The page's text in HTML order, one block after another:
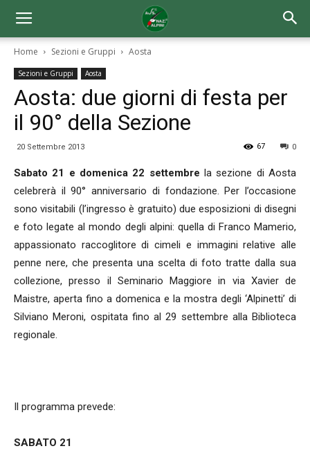
Home Sezioni e Gruppi Aosta
Sezioni e Gruppi Aosta
Aosta: due giorni di festa per
il 90° della Sezione
20 Settembre 2013 0
67
Sabato 21 e domenica 22 settembre la sezione di Aosta
celebrerà il 90° anniversario di fondazione. Per l’occasione
sono visitabili (l’ingresso è gratuito) due esposizioni di disegni
e foto legate al mondo degli alpini: quella di Franco Mamerio,
appassionato raccoglitore di cimeli e immagini relative alle
penne nere, che presenta una scelta di foto tratte dalla sua
collezione, presso il Seminario Maggiore in via Xavier de
Maistre, aperta fino a domenica e la mostra degli ‘Alpinetti’ di
Silviano Meroni, ospitata fino al 29 settembre alla Biblioteca
regionale.
Il programma prevede:
SABATO 21